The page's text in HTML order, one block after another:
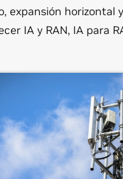
expansión horizontal
IA y RAN, IA para